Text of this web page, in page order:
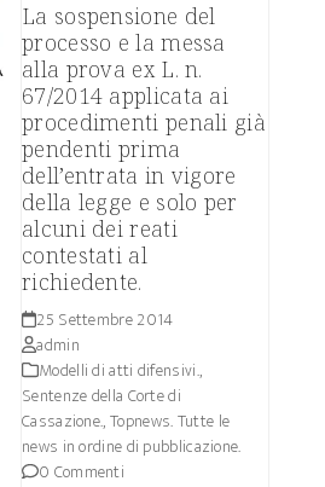
La sospensione del
processo e la messa
alla prova ex L. n.
67/2014 applicata ai
procedimenti penali già
pendenti prima
dell’entrata in vigore
della legge e solo per
alcuni dei reati
contestati al
richiedente.
25 Settembre 2014
admin
Modelli di atti difensivi.,
Sentenze della Corte di
Cassazione.,Topnews. Tutte le
news in ordine di pubblicazione.
0 Commenti